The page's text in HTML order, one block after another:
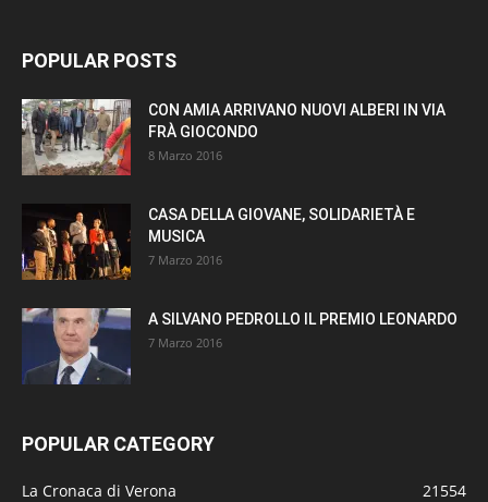
POPULAR POSTS
CON AMIA ARRIVANO NUOVI ALBERI IN VIA
FRÀ GIOCONDO
8 Marzo 2016
CASA DELLA GIOVANE, SOLIDARIETÀ E
MUSICA
7 Marzo 2016
A SILVANO PEDROLLO IL PREMIO LEONARDO
7 Marzo 2016
POPULAR CATEGORY
La Cronaca di Verona
21554